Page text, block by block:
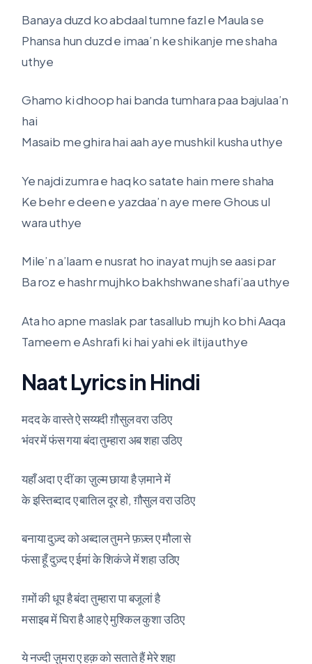
Banaya duzd ko abdaal tumne fazl e Maula se
Phansa hun duzd e imaa’n ke shikanje me shaha
uthye
Ghamo ki dhoop hai banda tumhara paa bajulaa’n
hai
Masaib me ghira hai aah aye mushkil kusha uthye
Ye najdi zumra e haq ko satate hain mere shaha
Ke behr e deen e yazdaa’n aye mere Ghous ul
wara uthye
Mile’n a’laam e nusrat ho inayat mujh se aasi par
Ba roz e hashr mujhko bakhshwane shafi’aa uthye
Ata ho apne maslak par tasallub mujh ko bhi Aaqa
Tameem e Ashrafi ki hai yahi ek iltija uthye
Naat Lyrics in Hindi
मदद के वास्ते ऐ सय्यदी ग़ौसुल वरा उठिए
भंवर में फंस गया बंदा तुम्हारा अब शहा उठिए
यहाँ अदा ए दीं का ज़ुल्म छाया है ज़माने में
के इस्तिब्दाद ए बातिल दूर हो, ग़ौसुल वरा उठिए
बनाया दुज़्द को अब्दाल तुमने फ़ज़्ल ए मौला से
फंसा हूँ दुज़्द ए ईमां के शिकंजे में शहा उठिए
ग़मों की धूप है बंदा तुम्हारा पा बजूलां है
मसाइब में घिरा है आह ऐ मुश्किल कुशा उठिए
ये नज्दी ज़ुमरा ए हक़ को सताते हैं मेरे शहा